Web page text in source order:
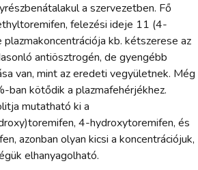
a szervezetben. Fő
felezési ideje 11 (4-
kb. kétszerese az
antiösztrogén, de gyengébb
van, mint az eredeti vegyületnek. Még
kötődik a plazmafehérjékhez.
mutatható ki a
4-hydroxytoremifen, és
azonban olyan kicsi a koncentrációjuk,
elhanyagolható.